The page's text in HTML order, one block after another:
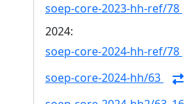
soep-core-2023-hh-ref/78
2024:
soep-core-2024-hh-ref/78
soep-core-2024-hh/63